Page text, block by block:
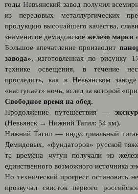
годы Невьянский завод получил
из передовых металлургических
продукцию высочайшего качества,
знаменитое демидовское железо марки
Большое впечатление производит
завода», изготовленная по рисунку
технике освещения, в течение
проследить, как в Невьянском
«наступает» ночь, вслед за которой
Свободное время на обед.
Продолжение путешествия —
(Невьянск → Нижний Тагил: 54 км).
Нижний Тагил — индустриальный
Демидовых, «фундаторов» русской
те времена чугун получали из
единственного возможного источника
Но технический прогресс остановить
прозвучал свисток первого